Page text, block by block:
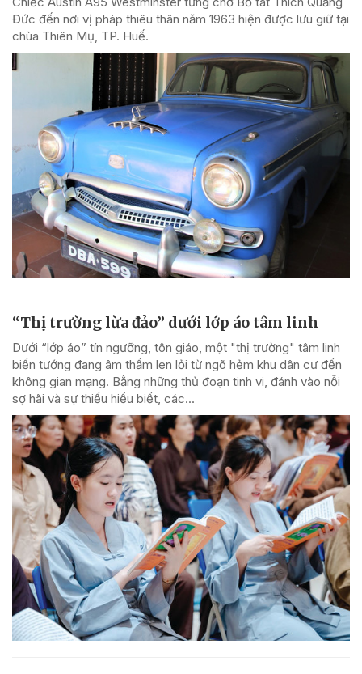
Đức đến nơi vị pháp thiêu thân năm 1963 hiện được lưu giữ tại
chùa Thiên Mụ, TP. Huế.
“Thị trường lừa đảo” dưới lớp áo tâm linh
Dưới “lớp áo” tín ngưỡng, tôn giáo, một "thị trường" tâm linh
biến tướng đang âm thầm len lỏi từ ngõ hẻm khu dân cư đến
không gian mạng. Bằng những thủ đoạn tinh vi, đánh vào nỗi
sợ hãi và sự thiếu hiểu biết, các...